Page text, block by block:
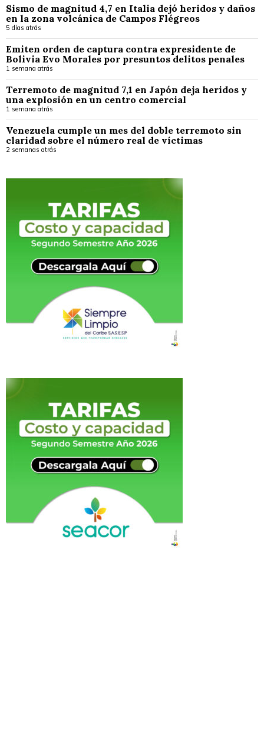
Sismo de magnitud 4,7 en Italia dejó heridos y daños
en la zona volcánica de Campos Flégreos
5 días atrás
Emiten orden de captura contra expresidente de
Bolivia Evo Morales por presuntos delitos penales
1 semana atrás
Terremoto de magnitud 7,1 en Japón deja heridos y
una explosión en un centro comercial
1 semana atrás
Venezuela cumple un mes del doble terremoto sin
claridad sobre el número real de víctimas
2 semanas atrás